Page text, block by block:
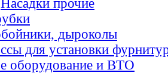
Насадки прочие
дыроколы
для установки
оборудование и ВТО